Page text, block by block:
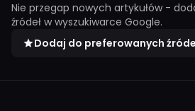
Nie przegap nowych artykułów -
źródeł w wyszukiwarce Google.
Dodaj do preferowanych